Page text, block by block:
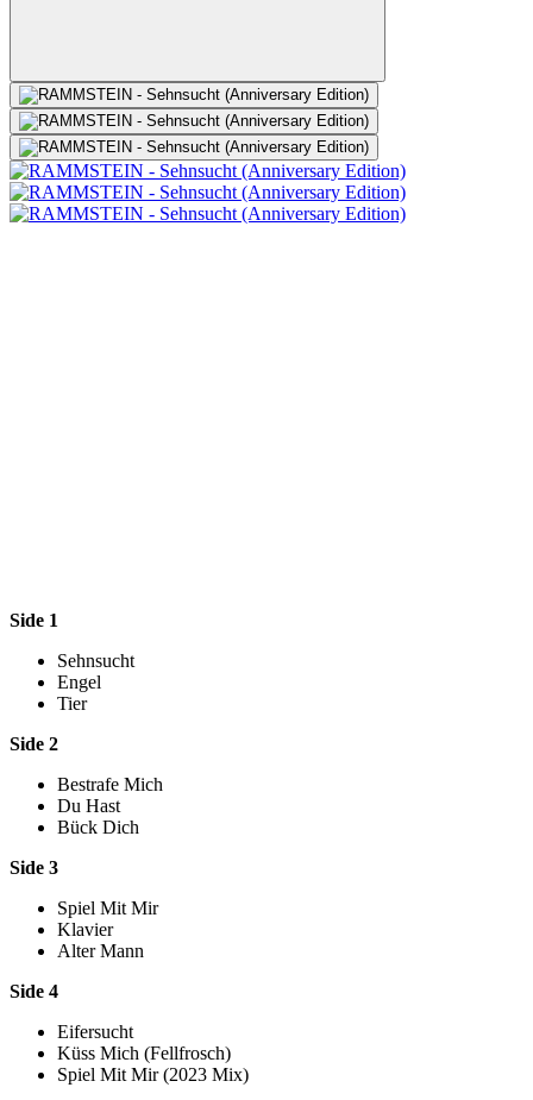
Side 1
Sehnsucht
Engel
Tier
Side 2
Bestrafe Mich
Du Hast
Bück Dich
Side 3
Spiel Mit Mir
Klavier
Alter Mann
Side 4
Eifersucht
Küss Mich (Fellfrosch)
Spiel Mit Mir (2023 Mix)